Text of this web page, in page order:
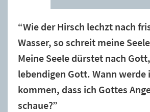
“Wie der Hirsch lechzt nach
Wasser, so schreit meine
Meine Seele dürstet nach
lebendigen Gott. Wann werde
kommen, dass ich Gottes
schaue?”